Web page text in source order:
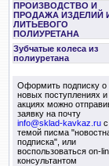
ПРОИЗВОДСТВО И
ПРОДАЖА ИЗДЕЛИЙ
ЛИТЬЕВОГО
ПОЛИУРЕТАНА
Зубчатые колеса из
полиуретана
Оформить подписку о
новых поступлениях и
акциях можно
заявку на почту
info@sklad-kavkaz.ruс
темой писма
подписка", или
воспользоваться on-
консультантом